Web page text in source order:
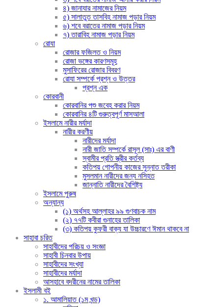
৪) জানাযার নামাজের নিয়ম
৫) সালাতুত তাসবিহ নামাজ পড়ার নিয়ম
৬) শবে বরাতের নামাজ পড়ার নিয়ম
৭) তারাবিহ নামাজ পড়ার নিয়ম
রোযা
রোজার ফজিলত ও নিয়ম
রোজা ভঙ্গের কারণসমূহ
মুসাফিরের রোজার বিবরণ
রোযা সম্পর্কে প্রশ্ন ও উত্তর
প্রশ্ন এক
কোরবানী
কোরবানির পশু জবেহ করার নিয়ম
কোরবানির ৪টি গুরুত্বপূর্ণ মাসআলা
ইসলামে নারীর মর্যাদা
নারীর করণীয়
নারীদের মর্যাদা
নারী জাতি সম্পর্কে রাসূল (সাঃ) এর বাণী
স্বামীর প্রতি স্ত্রীর কর্তব্য
কতিপয় গোপনীয় কাজের সুন্নাত তরীকা
মুসলমান নারীদের জন্য নসিহত
জান্নাতি নারীদের বৈশিষ্ট্য
ইসলামে পুরুষ
অন্যান্য
(১) অর্থসহ আল্লাহর ৯৯ গুণবাচক নাম
(২) ৭৭টি কবীরা গুনাহের তালিকা
(৩) কতিপয় কুফরী বাক্য যা উচ্চারণে ঈমান থাকবে না
সাহাবা চরিত
সাহাবীদের পরিচয় ও সংজ্ঞা
সাহাবী চিনবার উপায়
সাহাবীদের সংখ্যা
সাহাবীদের মর্যাদা
আসহাবে বদরীনের নামের তালিকা
ইসলামী বই
১. আমালিয়াত (১ম খন্ড)